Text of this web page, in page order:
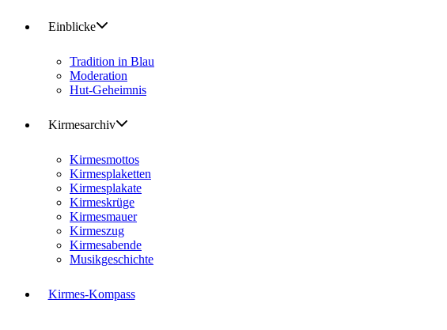
Einblicke
Tradition in Blau
Moderation
Hut-Geheimnis
Kirmesarchiv
Kirmesmottos
Kirmesplaketten
Kirmesplakate
Kirmeskrüge
Kirmesmauer
Kirmeszug
Kirmesabende
Musikgeschichte
Kirmes-Kompass